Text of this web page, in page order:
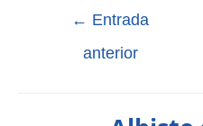
← Entrada
anterior